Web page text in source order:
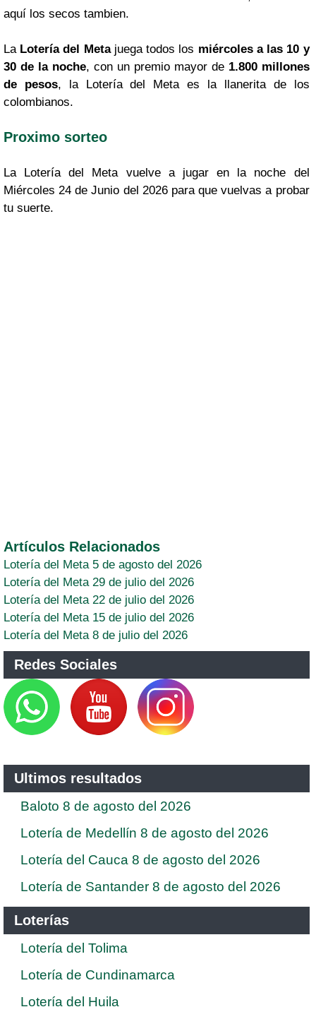
aquí los secos tambien.
La Lotería del Metajuega todos los miércoles a las 10 y
30 de la noche, con un premio mayor de 1.800 millones
de pesos, la Lotería del Meta es la llanerita de los
colombianos.
Proximo sorteo
La Lotería del Meta vuelve a jugar en la noche del
Miércoles 24 de Junio del 2026 para que vuelvas a probar
tu suerte.
Artículos Relacionados
Lotería del Meta 5 de agosto del 2026
Lotería del Meta 29 de julio del 2026
Lotería del Meta 22 de julio del 2026
Lotería del Meta 15 de julio del 2026
Lotería del Meta 8 de julio del 2026
Redes Sociales
Ultimos resultados
Baloto 8 de agosto del 2026
Lotería de Medellín 8 de agosto del 2026
Lotería del Cauca 8 de agosto del 2026
Lotería de Santander 8 de agosto del 2026
Loterías
Lotería del Tolima
Lotería de Cundinamarca
Lotería del Huila